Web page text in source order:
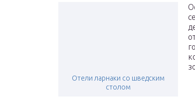
Отели ларнаки со шведским
столом